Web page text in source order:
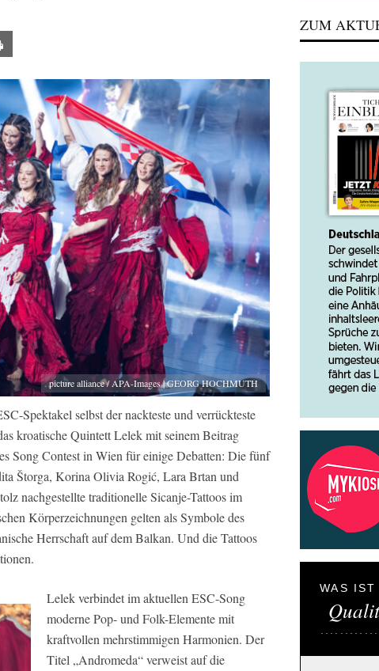
picture alliance / APA-Images | GEORG HOCHMUTH
Spektakel selbst der nackteste und verrückteste
kroatische Quintett Lelek mit seinem Beitrag
Song Contest in Wien für einige Debatten: Die fünf
Štorga, Korina Olivia Rogić, Lara Brtan und
nachgestellte traditionelle Sicanje-Tattoos im
Körperzeichnungen gelten als Symbole des
Herrschaft auf dem Balkan. Und die Tattoos
Lelek verbindet im aktuellen ESC-Song
moderne Pop- und Folk-Elemente mit
kraftvollen mehrstimmigen Harmonien. Der
Titel „Andromeda“ verweist auf die
ZUM
WAS IST